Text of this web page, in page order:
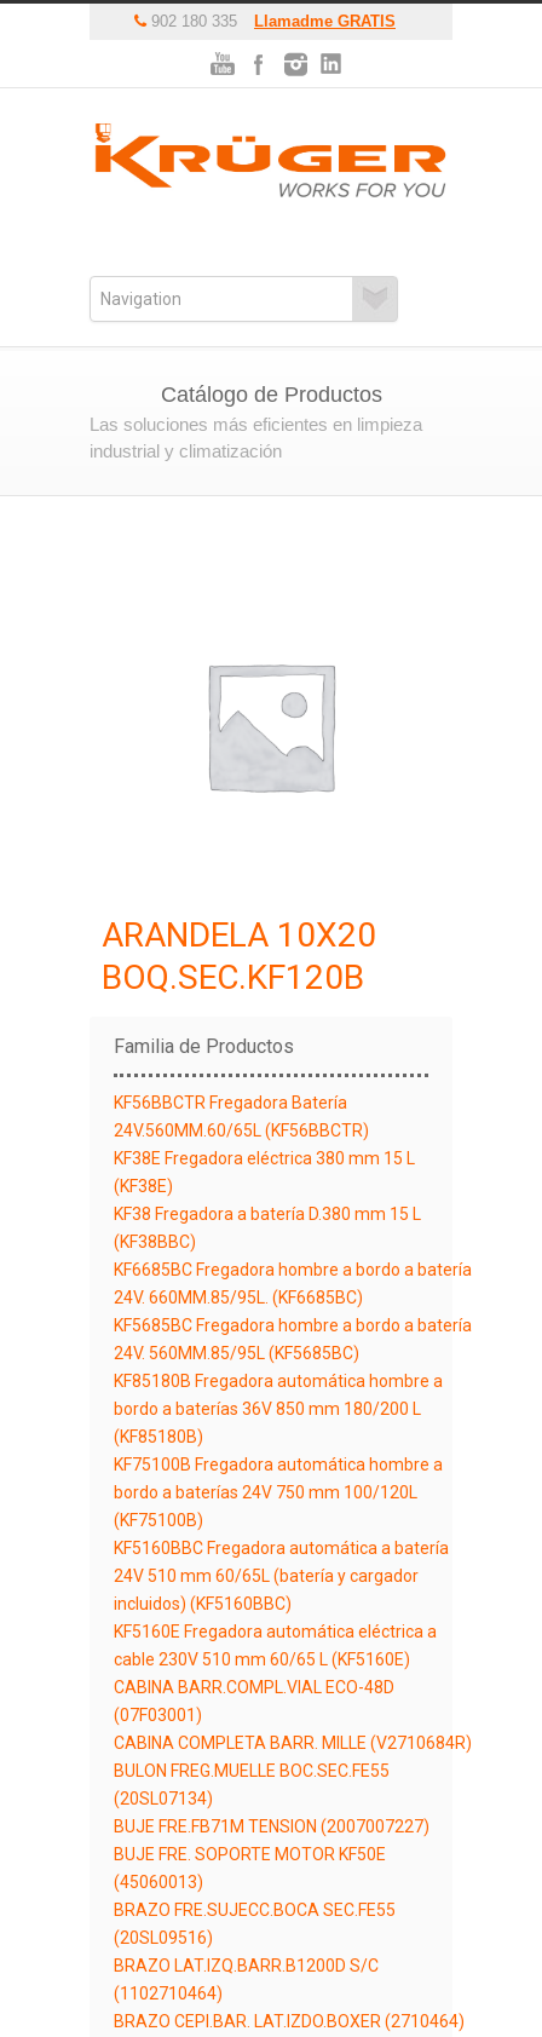
902 180 335 Llamadme GRATIS
Catálogo de Productos
Las soluciones más eficientes en limpieza
industrial y climatización
ARANDELA 10X20
BOQ.SEC.KF120B
Familia de Productos
KF56BBCTR Fregadora Batería
24V.560MM.60/65L (KF56BBCTR)
KF38E Fregadora eléctrica 380 mm 15 L
(KF38E)
KF38 Fregadora a batería D.380 mm 15 L
(KF38BBC)
KF6685BC Fregadora hombre a bordo a batería
24V. 660MM.85/95L. (KF6685BC)
KF5685BC Fregadora hombre a bordo a batería
24V. 560MM.85/95L (KF5685BC)
KF85180B Fregadora automática hombre a
bordo a baterías 36V 850 mm 180/200 L
(KF85180B)
KF75100B Fregadora automática hombre a
bordo a baterías 24V 750 mm 100/120L
(KF75100B)
KF5160BBC Fregadora automática a batería
24V 510 mm 60/65L (batería y cargador
incluidos) (KF5160BBC)
KF5160E Fregadora automática eléctrica a
cable 230V 510 mm 60/65 L (KF5160E)
CABINA BARR.COMPL.VIAL ECO-48D
(07F03001)
CABINA COMPLETA BARR. MILLE (V2710684R)
BULON FREG.MUELLE BOC.SEC.FE55
(20SL07134)
BUJE FRE.FB71M TENSION (2007007227)
BUJE FRE. SOPORTE MOTOR KF50E
(45060013)
BRAZO FRE.SUJECC.BOCA SEC.FE55
(20SL09516)
BRAZO LAT.IZQ.BARR.B1200D S/C
(1102710464)
BRAZO CEPI.BAR. LAT.IZDO.BOXER (2710464)